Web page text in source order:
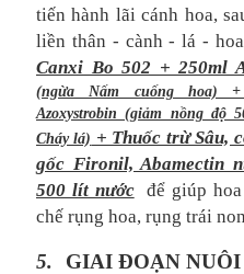
tiến hành lãi cánh hoa,
liền thân - cành - lá -
Canxi Bo 502 + 250ml
(ngừa Nấm cuống hoa) +
Azoxystrobin (giảm nồng độ
Cháy lá) + Thuốc trừ Sâu,
gốc Fironil, Abamectin
500 lít nước
để giúp
chế rụng hoa, rụng trái non
5. GIAI ĐOẠN